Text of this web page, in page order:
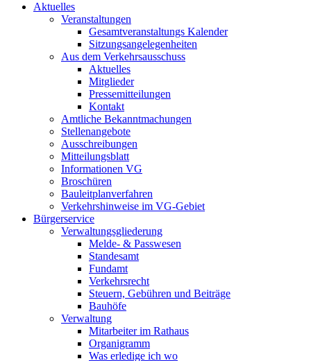
Aktuelles
Veranstaltungen
Gesamtveranstaltungs Kalender
Sitzungsangelegenheiten
Aus dem Verkehrsausschuss
Aktuelles
Mitglieder
Pressemitteilungen
Kontakt
Amtliche Bekanntmachungen
Stellenangebote
Ausschreibungen
Mitteilungsblatt
Informationen VG
Broschüren
Bauleitplanverfahren
Verkehrshinweise im VG-Gebiet
Bürgerservice
Verwaltungsgliederung
Melde- & Passwesen
Standesamt
Fundamt
Verkehrsrecht
Steuern, Gebühren und Beiträge
Bauhöfe
Verwaltung
Mitarbeiter im Rathaus
Organigramm
Was erledige ich wo